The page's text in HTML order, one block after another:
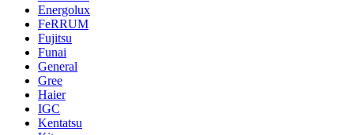
Energolux
FeRRUM
Fujitsu
Funai
General
Gree
Haier
IGC
Kentatsu